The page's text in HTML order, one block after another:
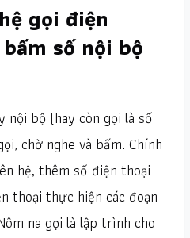
gọi điện
số nội bộ
nội bộ (hay còn gọi là số
chờ nghe và bấm. Chính
hệ, thêm số điện thoại
thoại thực hiện các đoạn
na gọi là lập trình cho